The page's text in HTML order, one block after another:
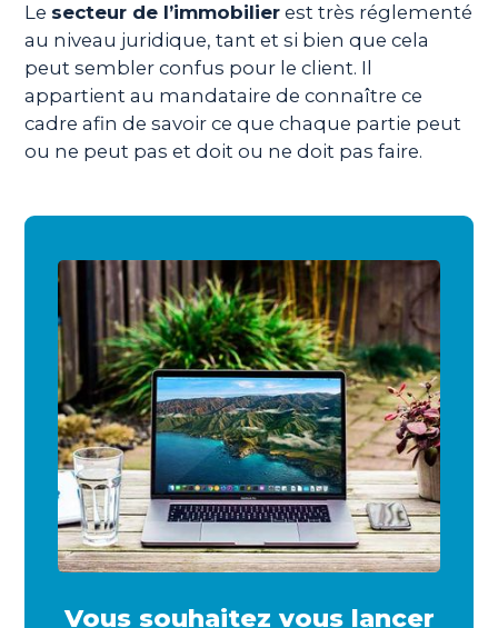
Le secteur de l’immobilier est très réglementé
au niveau juridique, tant et si bien que cela
peut sembler confus pour le client. Il
appartient au mandataire de connaître ce
cadre afin de savoir ce que chaque partie peut
ou ne peut pas et doit ou ne doit pas faire.
Vous souhaitez vous lancer